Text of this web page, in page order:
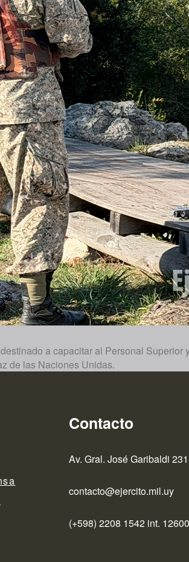
a capacitar al Personal
de las Naciones Unidas.
Contacto
Av. Gral. José Garibaldi
contacto@ejercito.mil.uy
(+598) 2208 1542 int. 12600